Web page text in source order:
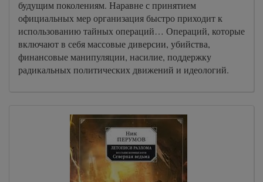
будущим поколениям. Наравне с принятием
официальных мер организация быстро приходит к
использованию тайных операций… Операций, которые
включают в себя массовые диверсии, убийства,
финансовые манипуляции, насилие, поддержку
радикальных политических движений и идеологий.